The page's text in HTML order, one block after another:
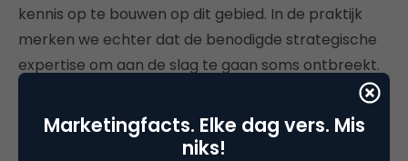
kennis op te bouwen op dit gebied. In de praktijk
merken we echter dat de benodigde strategische
expertise om aan de slag te gaan soms ontbreekt.
beleggen van de rol zijn interimmers prima
Marketingfacts. Elke dag vers. Mis
niks!